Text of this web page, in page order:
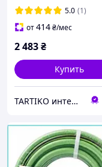
5.0 (1)
от414₴/мес
2 483₴
Купить
TARTIKO интернет магазин для дома и дачи